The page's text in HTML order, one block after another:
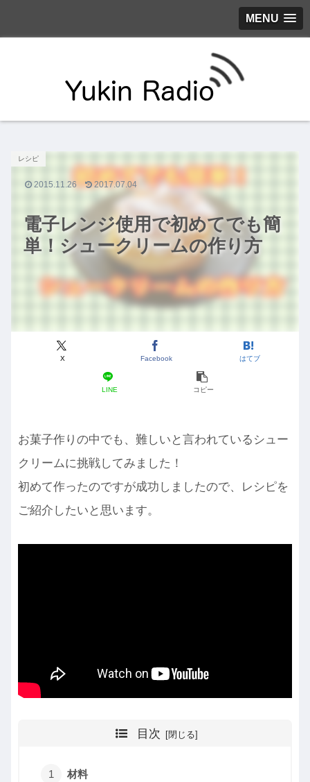
MENU
電子レンジ使用で初めてでも簡
単！シュークリームの作り方
レシピ
X Facebook はてブ
LINE コピー
2015.11.26 2017.07.04
お菓子作りの中でも、難しいと言われているシュー
クリームに挑戦してみました！
初めて作ったのですが成功しましたので、レシピを
ご紹介したいと思います。
目次
材料